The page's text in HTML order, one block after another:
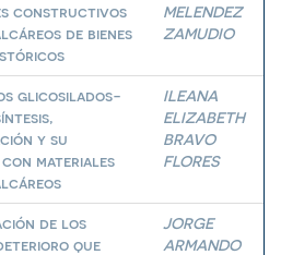
constructivos
de bienes
MELENDEZ
ZAMUDIO
glicosilados-
y su
materiales
ILEANA
ELIZABETH
BRAVO
FLORES
de los
que
JORGE
ARMANDO